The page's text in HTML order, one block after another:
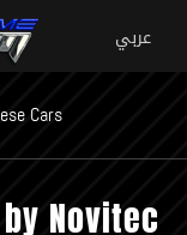
Cars
Novitec